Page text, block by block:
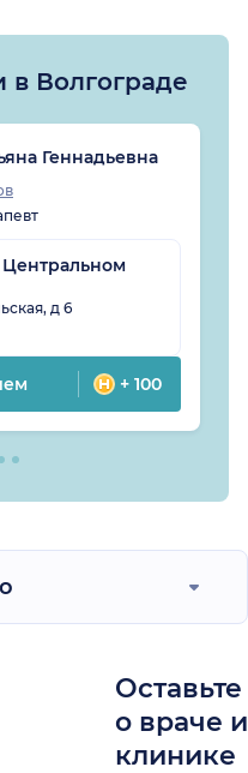
в Волгограде
Геннадьевна
Центральном
д 6
+ 100
о враче
клинике